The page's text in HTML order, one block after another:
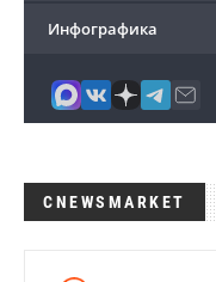
Инфографика
CNEWSMARKET